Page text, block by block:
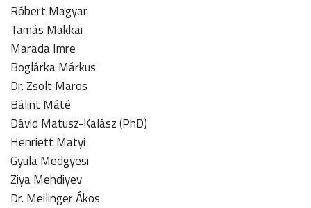
Róbert Magyar
Tamás Makkai
Marada Imre
Boglárka Márkus
Dr. Zsolt Maros
Bálint Máté
Dávid Matusz-Kalász (PhD)
Henriett Matyi
Gyula Medgyesi
Ziya Mehdiyev
Dr. Meilinger Ákos